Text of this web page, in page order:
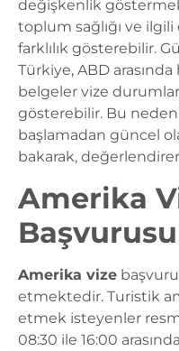
değişkenlik
toplum sağlığı ve ilgili
farklılık gösterebilir.
Türkiye, ABD arasında
belgeler vize
gösterebilir. Bu
başlamadan güncel
bakarak,
Amerika
Başvurusu
Amerika vize
etmektedir. Turistik
etmek isteyenler
08:30 ile 16:00